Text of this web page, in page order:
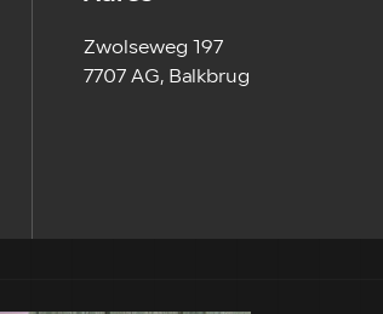
Zwolseweg 197
7707 AG, Balkbrug